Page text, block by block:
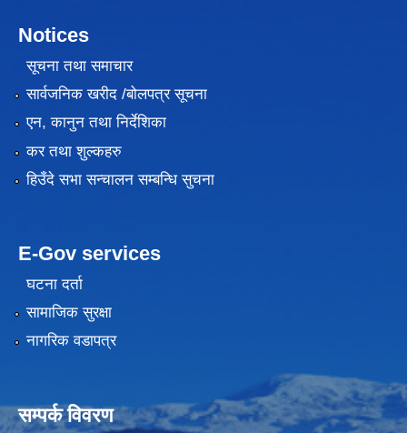
Notices
सूचना तथा समाचार
सार्वजनिक खरीद /बोलपत्र सूचना
एन, कानुन तथा निर्देशिका
कर तथा शुल्कहरु
हिउँदे सभा सन्चालन सम्बन्धि सुचना
E-Gov services
घटना दर्ता
सामाजिक सुरक्षा
नागरिक वडापत्र
सम्पर्क विवरण